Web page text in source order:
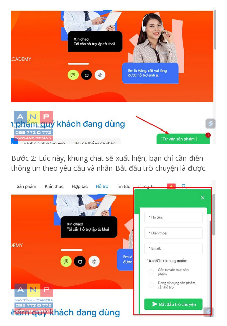
Bước 2: Lúc này, khung chat sẽ xuất hiện, bạn chỉ cần điền
thông tin theo yêu cầu và nhấn Bắt đầu trò chuyện là được.